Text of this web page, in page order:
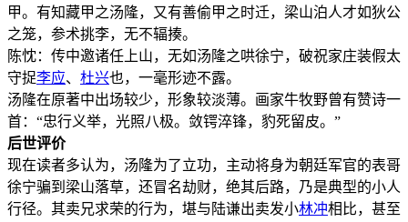
甲。有知藏甲之汤隆，又有善偷甲之时迁，梁山泊人才如狄公
之笼，参术挑李，无不辐揍。
陈忱：传中邀诸任上山，无如汤隆之哄徐宁，破祝家庄装假太
守捉李应、 杜兴也，一毫形迹不露。
汤隆在原著中出场较少，形象较淡薄。画家牛牧野曾有赞诗一
首：“忠行义举，光照八极。敛锷淬锋，豹死留皮。”
后世评价
现在读者多认为，汤隆为了立功，主动将身为朝廷军官的表哥
徐宁骗到梁山落草，还冒名劫财，绝其后路，乃是典型的小人
行径。其卖兄求荣的行为，堪与陆谦出卖发小林冲相比，甚至